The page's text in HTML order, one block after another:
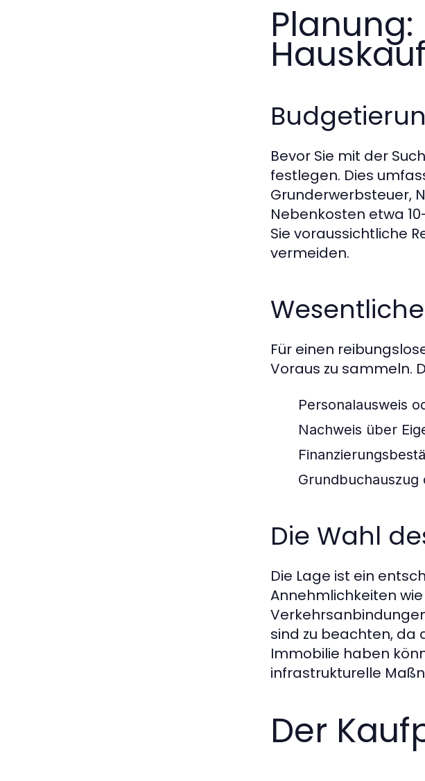
Hauskauf
Bevor Sie mit der
festlegen. Dies
Grunderwerbsteuer,
Nebenkosten etwa
Sie voraussichtliche
vermeiden.
Für einen
Voraus zu sammeln.
Personalausweis
Nachweis über
Grundbuchauszug
Die Wahl
Die Lage ist ein
Annehmlichkeiten
sind zu beachten, da
Immobilie haben
infrastrukturelle
Der